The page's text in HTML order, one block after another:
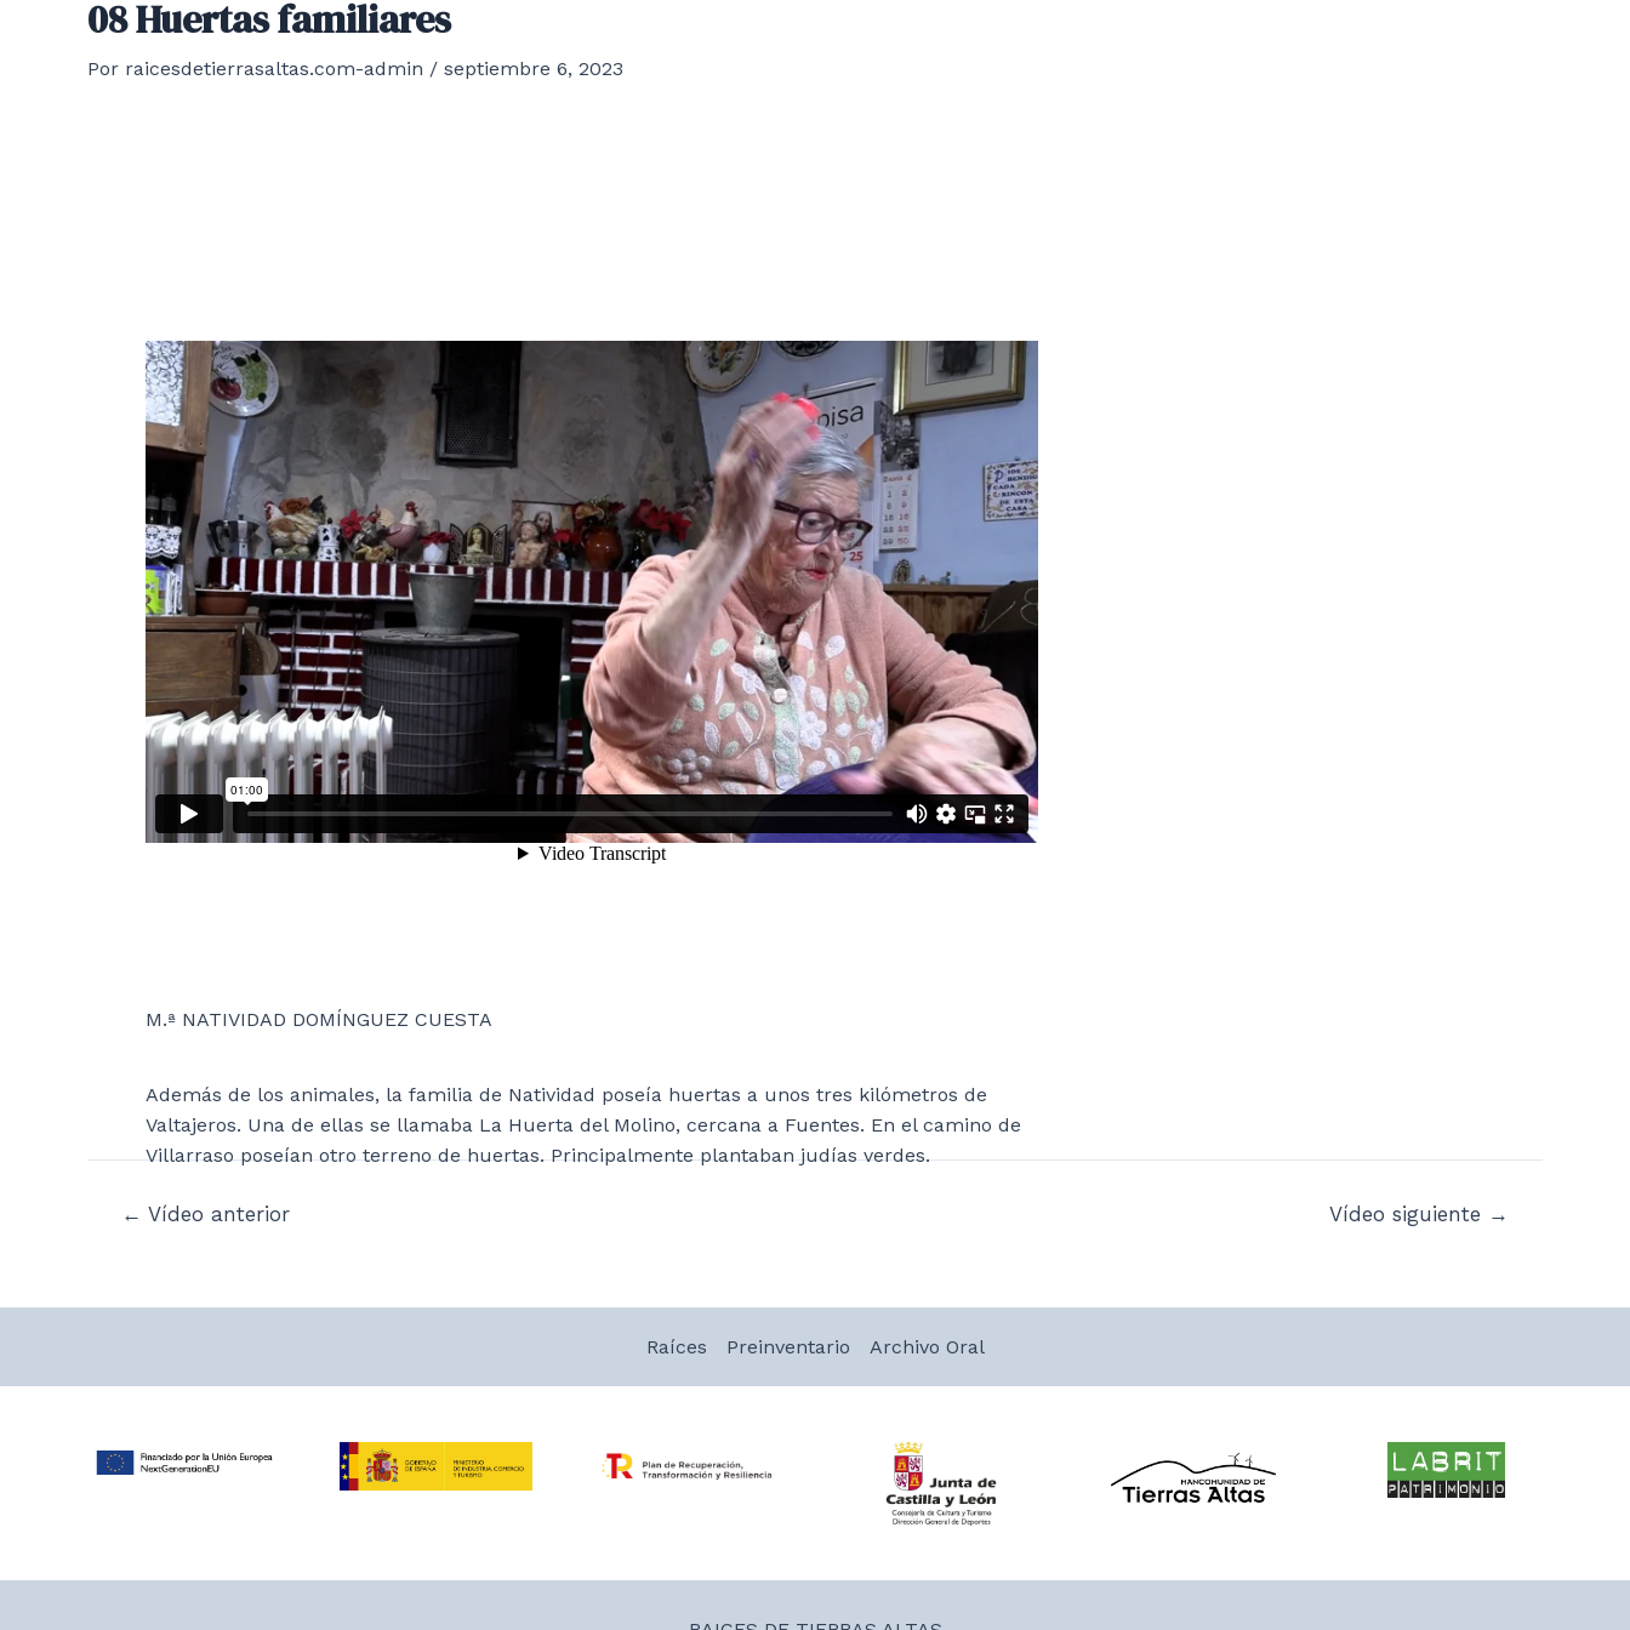
08 Huertas familiares
Por raicesdetierrasaltas.com-admin / septiembre 6, 2023
M.ª NATIVIDAD DOMÍNGUEZ CUESTA
Además de los animales, la familia de Natividad poseía huertas a unos tres kilómetros de
Valtajeros. Una de ellas se llamaba La Huerta del Molino, cercana a Fuentes. En el camino de
Villarraso poseían otro terreno de huertas. Principalmente plantaban judías verdes.
Navegación
← Vídeo anterior Vídeo siguiente →
Raíces Preinventario Archivo Oral